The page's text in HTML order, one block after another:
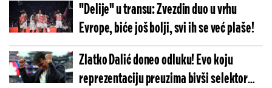
"Delije" u transu: Zvezdin duo u vrhu
Evrope, biće još bolji, svi ih se već plaše!
Zlatko Dalić doneo odluku! Evo koju
reprezentaciju preuzima bivši selektor